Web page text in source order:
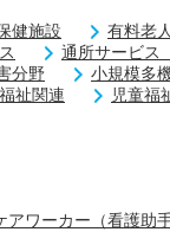
健施設 有料老
通所サービ
分野 小規模多
祉関連 児童福
アワーカー（看護助